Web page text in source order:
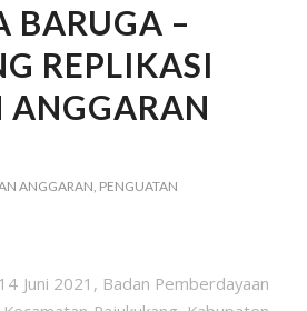
BARUGA –
REPLIKASI
ANGGARAN
ANGGARAN PENGUATAN
Juni 2021, Badan Pemberdayaan